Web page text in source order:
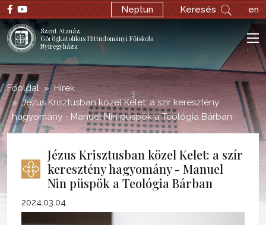
; Neptun Keresés en
Szent Atanáz
Görögkatolikus Hittudományi Főiskola
Nyíregyháza
Főoldal
Hírek
Jézus Krisztusban közel Kelet: a szír keresztény
hagyomány - Manuel Nin püspök a Teológia Bárban
Jézus Krisztusban közel Kelet: a szír
keresztény hagyomány - Manuel
Nin püspök a Teológia Bárban
2024.03.04.